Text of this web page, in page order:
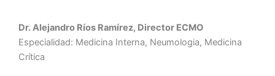
Dr. Alejandro Ríos Ramírez, Director ECMO
Especialidad: Medicina Interna, Neumologia, Medicina
Crítica